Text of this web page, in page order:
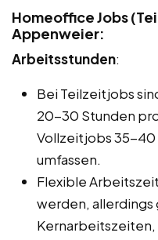
Homeoffice Jobs
Appenweier:
Arbeitsstunden:
Bei Teilzeitjobs
20-30 Stunden
Vollzeitjobs 35-40
umfassen.
Flexible
werden, allerdings